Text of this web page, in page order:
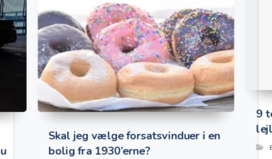
Skal jeg vælge forsatsvinduer i en
bolig fra 1930’erne?
9